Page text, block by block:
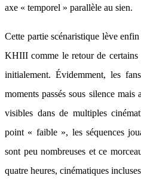
axe « temporel » parallèle au sien.
Cette partie scénaristique lève
KHIII comme le retour de certains
initialement. Évidemment, les
moments passés sous silence
visibles dans de multiples
point « faible », les séquences
sont peu nombreuses et ce
quatre heures, cinématiques